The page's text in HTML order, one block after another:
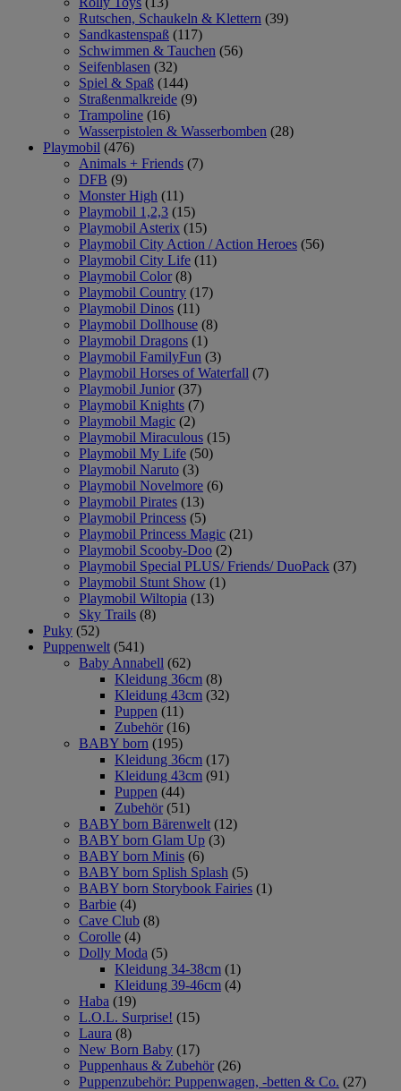
Rutschen, Schaukeln & Klettern (39)
Sandkastenspaß (117)
Schwimmen & Tauchen (56)
Seifenblasen (32)
Spiel & Spaß (144)
Straßenmalkreide (9)
Trampoline (16)
Wasserpistolen & Wasserbomben (28)
Playmobil (476)
Animals + Friends (7)
DFB (9)
Monster High (11)
Playmobil 1,2,3 (15)
Playmobil Asterix (15)
Playmobil City Action / Action Heroes (56)
Playmobil City Life (11)
Playmobil Color (8)
Playmobil Country (17)
Playmobil Dinos (11)
Playmobil Dollhouse (8)
Playmobil Dragons (1)
Playmobil FamilyFun (3)
Playmobil Horses of Waterfall (7)
Playmobil Junior (37)
Playmobil Knights (7)
Playmobil Magic (2)
Playmobil Miraculous (15)
Playmobil My Life (50)
Playmobil Naruto (3)
Playmobil Novelmore (6)
Playmobil Pirates (13)
Playmobil Princess (5)
Playmobil Princess Magic (21)
Playmobil Scooby-Doo (2)
Playmobil Special PLUS/ Friends/ DuoPack (37)
Playmobil Stunt Show (1)
Playmobil Wiltopia (13)
Sky Trails (8)
Puky (52)
Puppenwelt (541)
Baby Annabell (62)
Kleidung 36cm (8)
Kleidung 43cm (32)
Puppen (11)
Zubehör (16)
BABY born (195)
Kleidung 36cm (17)
Kleidung 43cm (91)
Puppen (44)
Zubehör (51)
BABY born Bärenwelt (12)
BABY born Glam Up (3)
BABY born Minis (6)
BABY born Splish Splash (5)
BABY born Storybook Fairies (1)
Barbie (4)
Cave Club (8)
Corolle (4)
Dolly Moda (5)
Kleidung 34-38cm (1)
Kleidung 39-46cm (4)
Haba (19)
L.O.L. Surprise! (15)
Laura (8)
New Born Baby (17)
Puppenhaus & Zubehör (26)
Puppenzubehör: Puppenwagen, -betten & Co. (27)